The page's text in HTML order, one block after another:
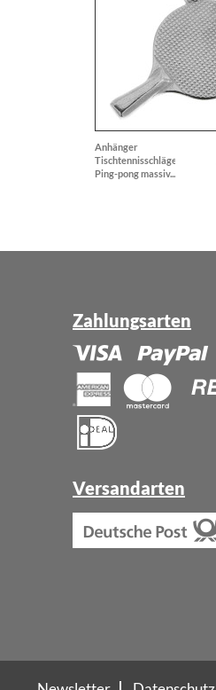
Anhänger
Tischtennisschläger
Ping-pong massiv...
Zahlungsarten
Versandarten